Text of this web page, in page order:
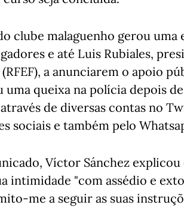
clube malaguenho gerou
e até Luis Rubiales,
a anunciarem o apoio
uma queixa na polícia depois
de diversas contas no
sociais e também pelo
Víctor Sánchez explicou
intimidade "com assédio e
me a seguir as suas